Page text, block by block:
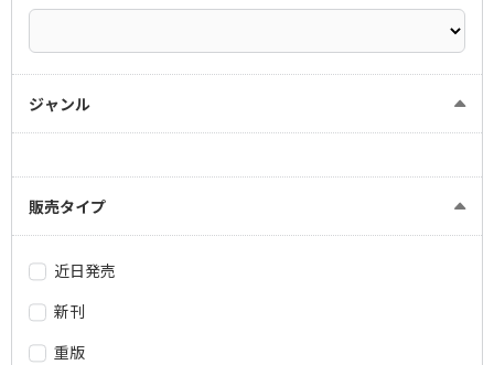
ジャンル
販売タイプ
近日発売
新刊
重版